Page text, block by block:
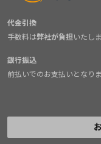
代金引換
手数料は弊社が負担いたしま
銀行振込
前払いでのお支払いとなりま